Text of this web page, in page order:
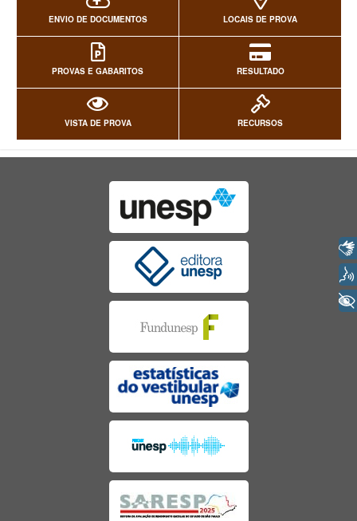
ENVIO DE DOCUMENTOS LOCAIS DE PROVA
PROVAS E GABARITOS RESULTADO
VISTA DE PROVA RECURSOS
+ Acessibilidade